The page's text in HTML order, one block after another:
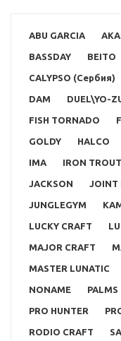
ABU GARCIA
BASSDAY BEITO
CALYPSO (Сербия)
DAM DUEL\YO-
FISH TORNADO
GOLDY HALCO
IMA IRON TROUT
JACKSON JOINT
JUNGLEGYM
LUCKY CRAFT
MAJOR CRAFT
MASTER LUNATIC
NONAME PALMS
PRO HUNTER
RODIO CRAFT